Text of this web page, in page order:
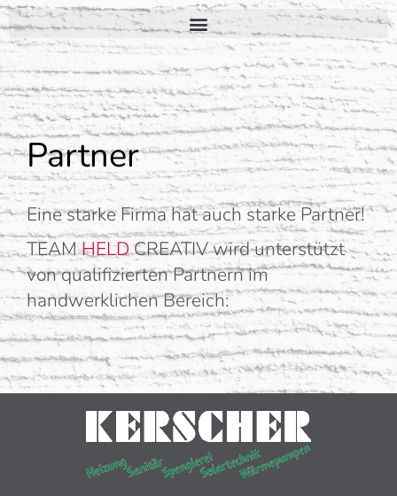
Partner
Eine starke Firma hat auch starke Partner!
TEAMHELDCREATIV wird unterstützt
von qualifizierten Partnern im
handwerklichen Bereich: